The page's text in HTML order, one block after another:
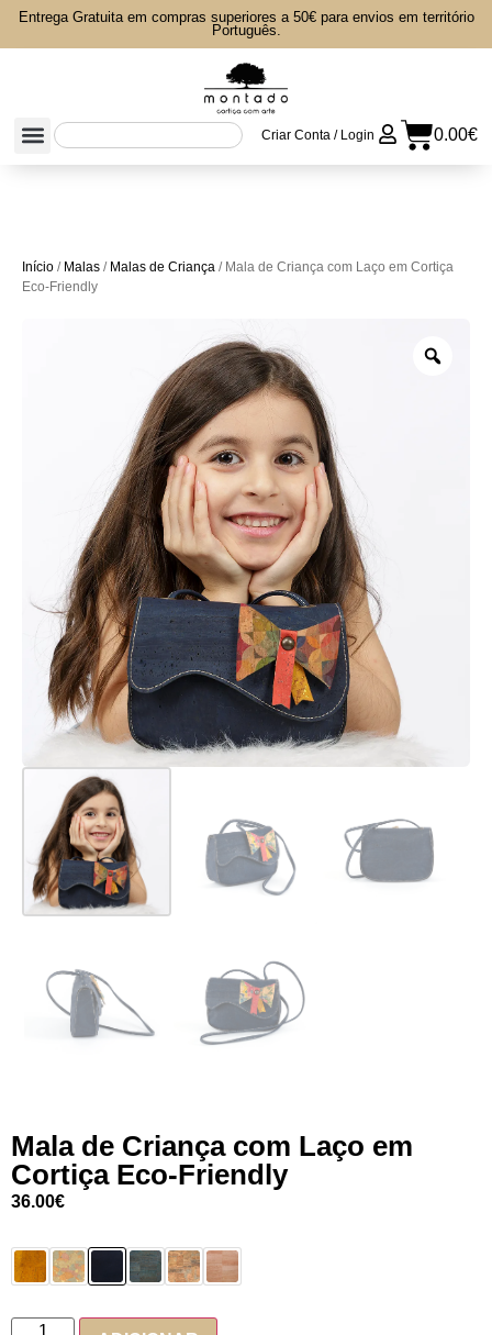
Entrega Gratuita em compras superiores a 50€ para envios em território
Português.
0.00€
Criar Conta / Login
Início / Malas / Malas de Criança / Mala de Criança com Laço em Cortiça
Eco-Friendly
Mala de Criança com Laço em
Cortiça Eco-Friendly
36.00€